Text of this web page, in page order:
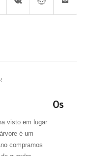
visto em lugar
é um
compramos
Os